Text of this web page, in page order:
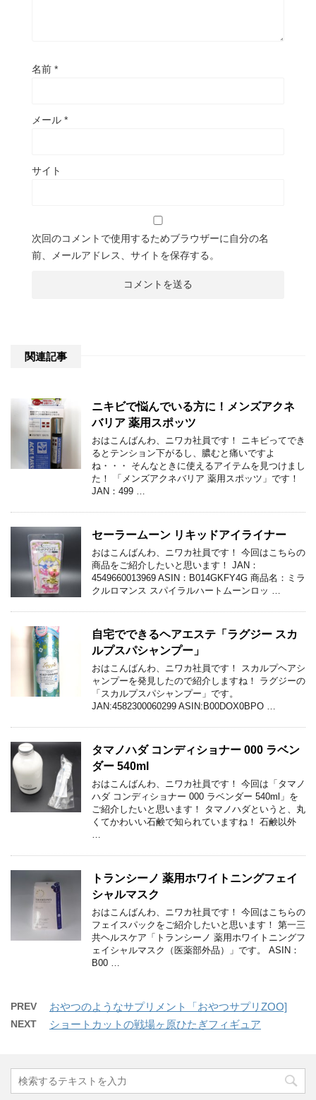
名前 *
メール *
サイト
次回のコメントで使用するためブラウザーに自分の名
前、メールアドレス、サイトを保存する。
関連記事
ニキビで悩んでいる方に！メンズアクネ
バリア 薬用スポッツ
おはこんばんわ、ニワカ社員です！ ニキビってでき
るとテンション下がるし、膿むと痛いですよ
ね・・・ そんなときに使えるアイテムを見つけまし
た！ 「メンズアクネバリア 薬用スポッツ」です！
JAN：499 …
セーラームーン リキッドアイライナー
おはこんばんわ、ニワカ社員です！ 今回はこちらの
商品をご紹介したいと思います！ JAN：
4549660013969 ASIN：B014GKFY4G 商品名：ミラ
クルロマンス スパイラルハートムーンロッ …
自宅でできるヘアエステ「ラグジー スカ
ルプスパシャンプー」
おはこんばんわ、ニワカ社員です！ スカルプヘアシ
ャンプーを発見したので紹介しますね！ ラグジーの
「スカルプスパシャンプー」です。
JAN:4582300060299 ASIN:B00DOX0BPO …
タマノハダ コンディショナー 000 ラベン
ダー 540ml
おはこんばんわ、ニワカ社員です！ 今回は「タマノ
ハダ コンディショナー 000 ラベンダー 540ml」を
ご紹介したいと思います！ タマノハダというと、丸
くてかわいい石鹸で知られていますね！ 石鹸以外
トランシーノ 薬用ホワイトニングフェイ
シャルマスク
おはこんばんわ、ニワカ社員です！ 今回はこちらの
フェイスパックをご紹介したいと思います！ 第一三
共ヘルスケア「トランシーノ 薬用ホワイトニングフ
ェイシャルマスク（医薬部外品）」です。 ASIN：
B00 …
PREV おやつのようなサプリメント「おやつサプリZOO]
NEXT ショートカットの戦場ヶ原ひたぎフィギュア